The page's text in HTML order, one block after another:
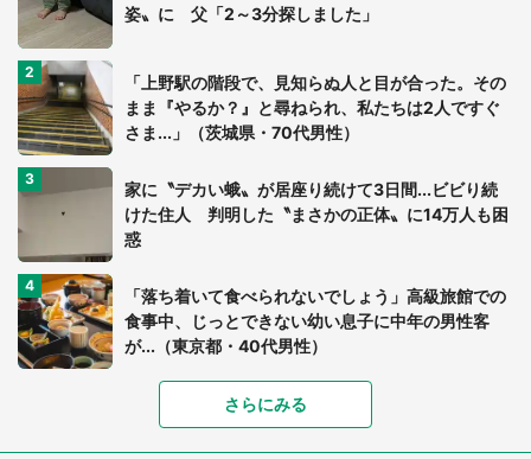
姿〟に 父「2～3分探しました」
「上野駅の階段で、見知らぬ人と目が合った。その
まま『やるか？』と尋ねられ、私たちは2人ですぐ
さま...」（茨城県・70代男性）
家に〝デカい蛾〟が居座り続けて3日間...ビビり続
けた住人 判明した〝まさかの正体〟に14万人も困
惑
「落ち着いて食べられないでしょう」高級旅館での
食事中、じっとできない幼い息子に中年の男性客
が...（東京都・40代男性）
「可愛いのにホラー」「事件性を感じる」 ふわふ
さらにみる